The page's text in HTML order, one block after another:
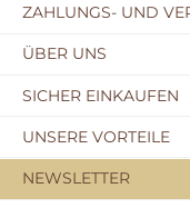
ZAHLUNGS- UND
ÜBER UNS
SICHER EINKAUFEN
UNSERE VORTEILE
NEWSLETTER